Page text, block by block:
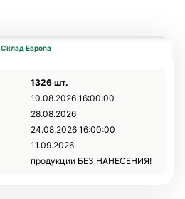
Склад Европа
1326 шт.
10.08.2026 16:00:00
28.08.2026
24.08.2026 16:00:00
11.09.2026
продукции БЕЗ НАНЕСЕНИЯ!